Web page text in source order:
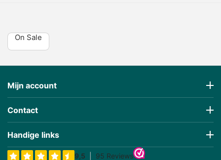
On Sale
Mijn account
Contact
Handige links